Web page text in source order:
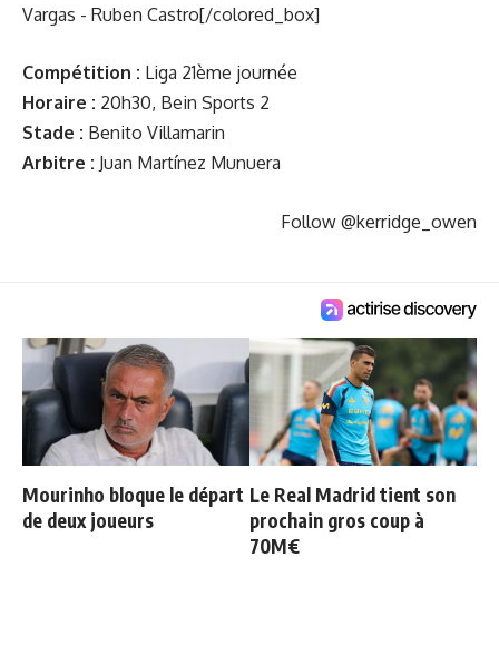
Vargas - Ruben Castro[/colored_box]
Compétition : Liga 21ème journée
Horaire : 20h30, Bein Sports 2
Stade : Benito Villamarin
Arbitre : Juan Martínez Munuera
Follow @kerridge_owen
Mourinho bloque le départ
de deux joueurs
Le Real Madrid tient son
prochain gros coup à
70M€